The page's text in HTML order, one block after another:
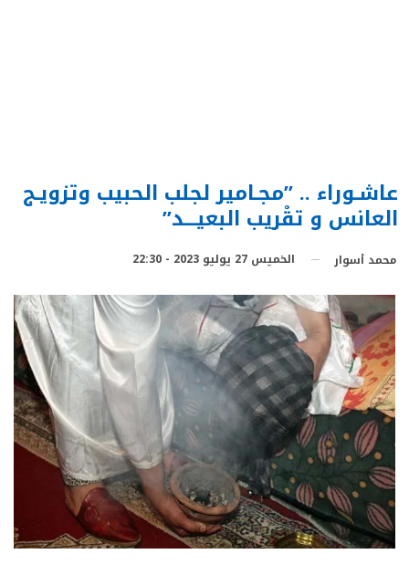
عاشـوراء .. ”مجـامير لجلب الحبيب وتزويـج
العانس و تقْريب البعيـــد”
محمد أسوار الخميس 27 يوليو 2023 - 22:30